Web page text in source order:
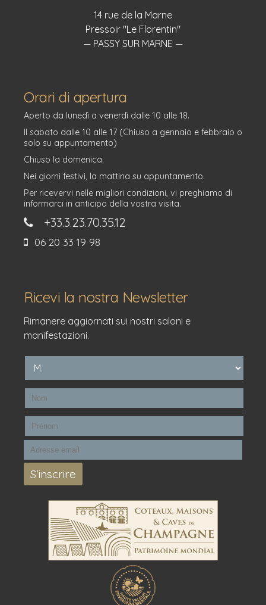
14 rue de la Marne
Pressoir "Le Florentin"
— PASSY SUR MARNE —
Orari di apertura
Aperto da lunedì a venerdì dalle 10 alle 18.
Il sabato dalle 10 alle 17 (Chiuso a gennaio e febbraio o
solo su appuntamento)
Chiuso la domenica.
Nei giorni festivi, la mattina su appuntamento.
Per ricevervi nelle migliori condizioni, vi preghiamo di
informarci in anticipo della vostra visita.
+33.3.23.70.35.12
06 20 33 19 98
Ricevi la nostra Newsletter
Rimanere aggiornati sui nostri saloni e
manifestazioni.